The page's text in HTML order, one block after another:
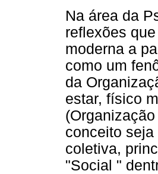
Na área da
reflexões
moderna a
como um
da
estar, físico
conceito
coletiva,
"Social "